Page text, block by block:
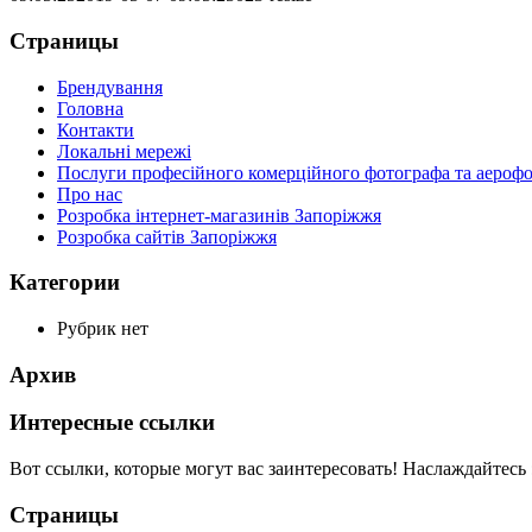
Страницы
Брендування
Головна
Контакти
Локальні мережі
Послуги професійного комерційного фотографа та
Про нас
Розробка інтернет-магазинів Запоріжжя
Розробка сайтів Запоріжжя
Категории
Рубрик нет
Архив
Интересные ссылки
Вот ссылки, которые могут вас заинтересовать! Наслаждайтесь
Страницы